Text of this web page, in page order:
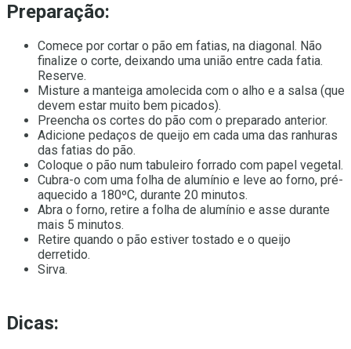
Preparação:
Comece por cortar o pão em fatias, na diagonal. Não
finalize o corte, deixando uma união entre cada fatia.
Reserve.
Misture a manteiga amolecida com o alho e a salsa (que
devem estar muito bem picados).
Preencha os cortes do pão com o preparado anterior.
Adicione pedaços de queijo em cada uma das ranhuras
das fatias do pão.
Coloque o pão num tabuleiro forrado com papel vegetal.
Cubra-o com uma folha de alumínio e leve ao forno, pré-
aquecido a 180ºC, durante 20 minutos.
Abra o forno, retire a folha de alumínio e asse durante
mais 5 minutos.
Retire quando o pão estiver tostado e o queijo
derretido.
Sirva.
Dicas: